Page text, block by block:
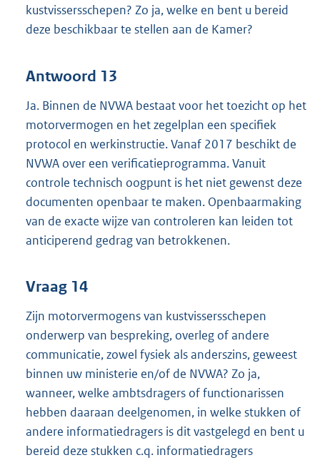
kustvissersschepen? Zo ja, welke en bent u bereid
deze beschikbaar te stellen aan de Kamer?
Antwoord 13
Ja. Binnen de NVWA bestaat voor het toezicht op het
motorvermogen en het zegelplan een specifiek
protocol en werkinstructie. Vanaf 2017 beschikt de
NVWA over een verificatieprogramma. Vanuit
controle technisch oogpunt is het niet gewenst deze
documenten openbaar te maken. Openbaarmaking
van de exacte wijze van controleren kan leiden tot
anticiperend gedrag van betrokkenen.
Vraag 14
Zijn motorvermogens van kustvissersschepen
onderwerp van bespreking, overleg of andere
communicatie, zowel fysiek als anderszins, geweest
binnen uw ministerie en/of de NVWA? Zo ja,
wanneer, welke ambtsdragers of functionarissen
hebben daaraan deelgenomen, in welke stukken of
andere informatiedragers is dit vastgelegd en bent u
bereid deze stukken c.q. informatiedragers